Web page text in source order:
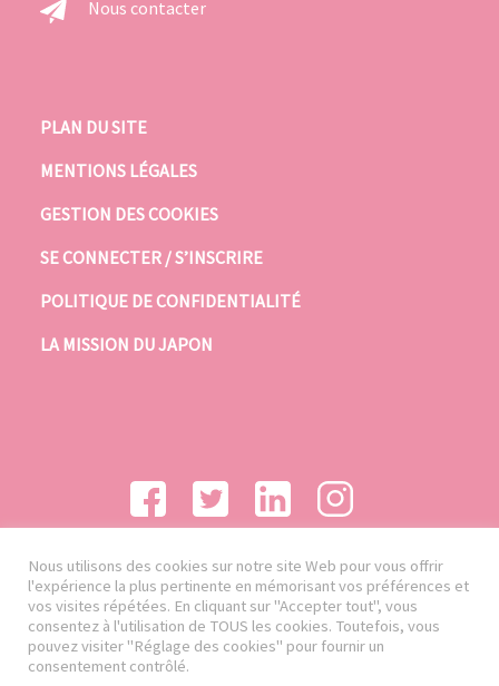
Nous contacter
PLAN DU SITE
MENTIONS LÉGALES
GESTION DES COOKIES
SE CONNECTER / S’INSCRIRE
POLITIQUE DE CONFIDENTIALITÉ
LA MISSION DU JAPON
Nous utilisons des cookies sur notre site Web pour vous offrir
l'expérience la plus pertinente en mémorisant vos préférences et
vos visites répétées. En cliquant sur "Accepter tout", vous
consentez à l'utilisation de TOUS les cookies. Toutefois, vous
pouvez visiter "Réglage des cookies" pour fournir un
consentement contrôlé.